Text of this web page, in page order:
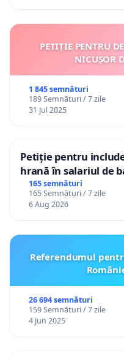
PETIȚIE PENTRU
NICUȘOR
1 845 semnături
189 Semnături / 7 zile
31 Jul 2025
Petiție pentru
hrană în salariul de
gradațiilor de
personali
165 semnături
165 Semnături / 7 zile
6 Aug 2026
Referendumul
26 694 semnături
159 Semnături / 7 zile
4 Jun 2025